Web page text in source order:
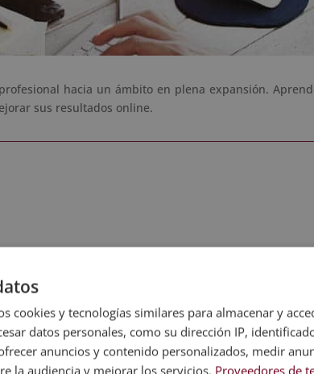
hacia un ámbito en plena expansión.
sus resultados online.
a diseñar estrategias de posicionamiento orgánico en
lado, el contenido de este curso te permitirá
Así, aprenderás a reconocer algunos de los
imprescindibles para posicionar una página.
fórmulas de ganar posiciones. Todo ello lo harás tras
cookies y tecnologías similares para almacenar y
datos personales, como su dirección IP,
anuncios y contenido personalizados, medir
la audiencia y mejorar los servicios. Proveedores de